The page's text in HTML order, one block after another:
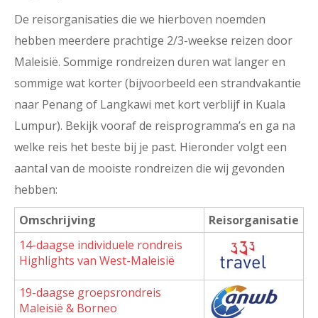
De reisorganisaties die we hierboven noemden
hebben meerdere prachtige 2/3-weekse reizen door
Maleisië. Sommige rondreizen duren wat langer en
sommige wat korter (bijvoorbeeld een strandvakantie
naar Penang of Langkawi met kort verblijf in Kuala
Lumpur). Bekijk vooraf de reisprogramma’s en ga na
welke reis het beste bij je past. Hieronder volgt een
aantal van de mooiste rondreizen die wij gevonden
hebben:
Omschrijving
Reisorganisatie
14-daagse individuele rondreis
Highlights van West-Maleisië
19-daagse groepsrondreis
Maleisië & Borneo